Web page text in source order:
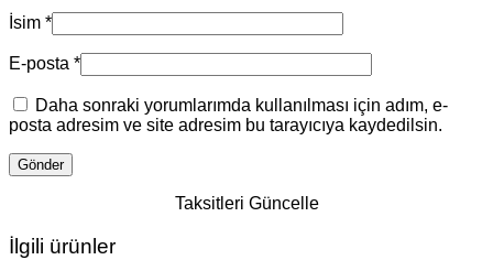
İsim *
E-posta *
Daha sonraki yorumlarımda kullanılması için adım, e-
posta adresim ve site adresim bu tarayıcıya kaydedilsin.
Taksitleri Güncelle
İlgili ürünler